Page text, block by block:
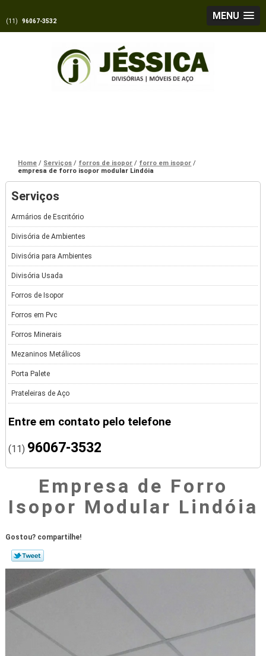
MENU
(11) 96067-3532
Home Serviços forros de isopor
forro em isopor
empresa de forro isopor modular Lindóia
Serviços
Armários de Escritório
Divisória de Ambientes
Divisória para Ambientes
Divisória Usada
Forros de Isopor
Forros em Pvc
Forros Minerais
Mezaninos Metálicos
Porta Palete
Prateleiras de Aço
Entre em contato pelo telefone
(11) 96067-3532
Empresa de Forro
Isopor Modular Lindóia
Gostou? compartilhe!